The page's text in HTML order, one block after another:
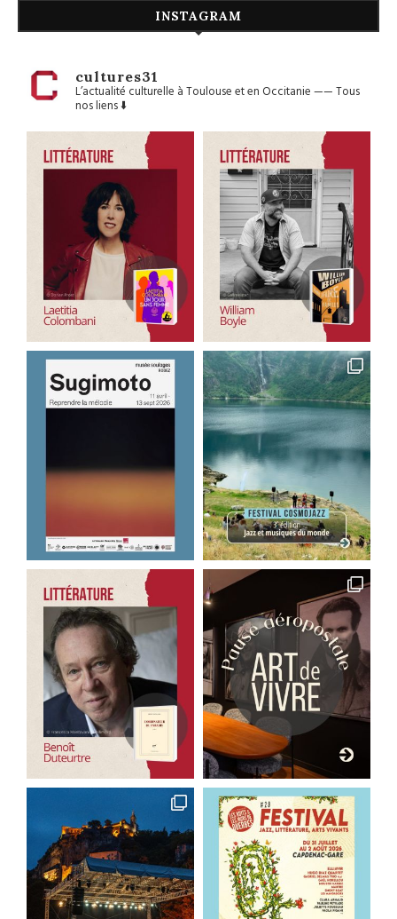
INSTAGRAM
cultures31
L’actualité culturelle à Toulouse et en Occitanie——Tous
nos liens ⬇️